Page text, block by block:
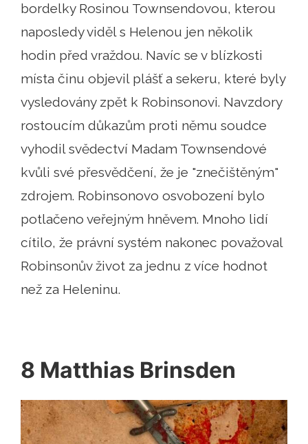
bordelky Rosinou Townsendovou, kterou
naposledy viděl s Helenou jen několik
hodin před vraždou. Navíc se v blízkosti
místa činu objevil plášť a sekeru, které byly
vysledovány zpět k Robinsonovi. Navzdory
rostoucím důkazům proti němu soudce
vyhodil svědectví Madam Townsendové
kvůli své přesvědčení, že je "znečištěným"
zdrojem. Robinsonovo osvobození bylo
potlačeno veřejným hněvem. Mnoho lidí
cítilo, že právní systém nakonec považoval
Robinsonův život za jednu z více hodnot
než za Heleninu.
8 Matthias Brinsden